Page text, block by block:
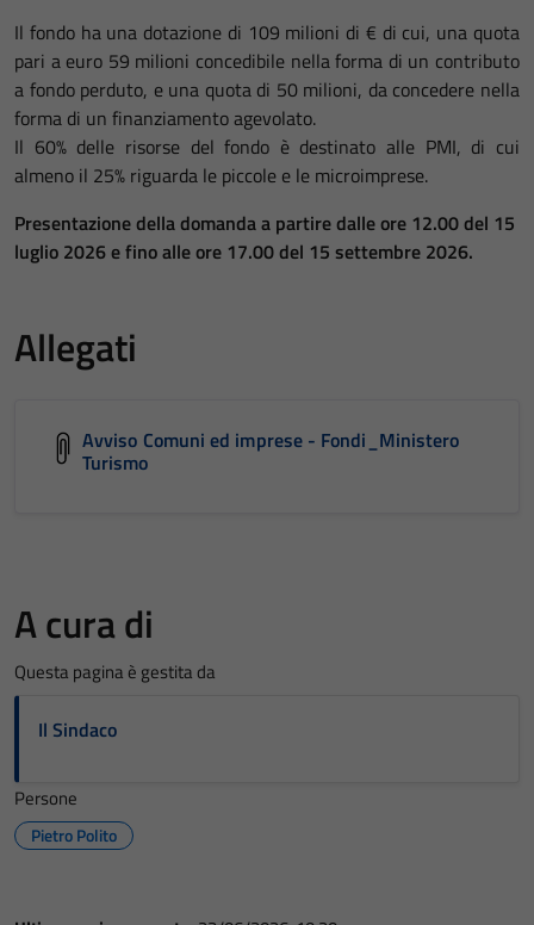
Il fondo ha una dotazione di 109 milioni di € di cui, una quota
pari a euro 59 milioni concedibile nella forma di un contributo
a fondo perduto, e una quota di 50 milioni, da concedere nella
forma di un finanziamento agevolato.
Il 60% delle risorse del fondo è destinato alle PMI, di cui
almeno il 25% riguarda le piccole e le microimprese.
Presentazione della domanda a partiredalle ore 12.00 del 15
luglio 2026 e fino alle ore 17.00 del 15 settembre 2026.
Allegati
Avviso Comuni ed imprese - Fondi_Ministero
Turismo
A cura di
Questa pagina è gestita da
Il Sindaco
Persone
Pietro Polito